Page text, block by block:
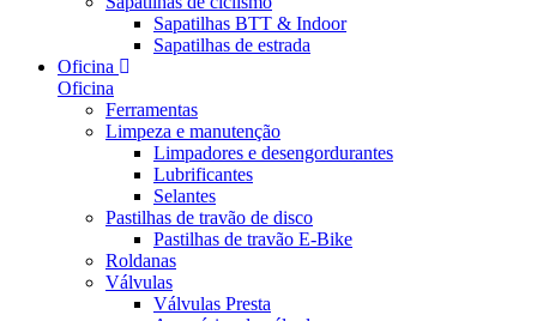
Sapatilhas BTT & Indoor
Sapatilhas de estrada
Oficina
Oficina
Ferramentas
Limpeza e manutenção
Limpadores e desengordurantes
Lubrificantes
Selantes
Pastilhas de travão de disco
Pastilhas de travão E-Bike
Roldanas
Válvulas
Válvulas Presta